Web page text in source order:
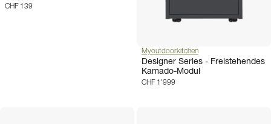
CHF 139
Myoutdoorkitchen
Designer Series - Freistehendes
Kamado-Modul
CHF 1'999